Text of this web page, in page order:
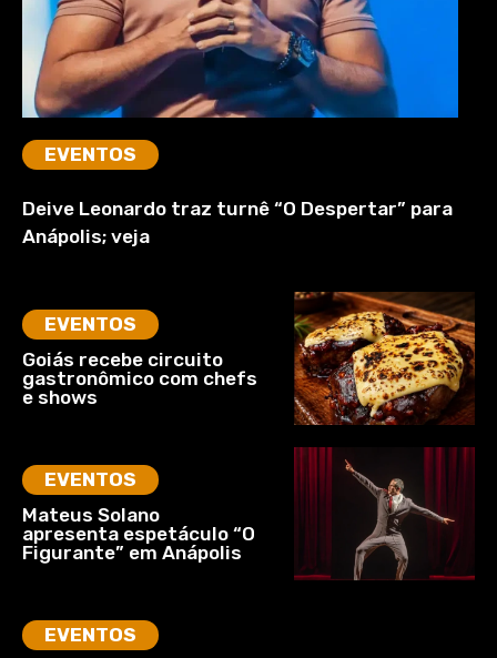
EVENTOS
Deive Leonardo traz turnê “O Despertar” para
Anápolis; veja
EVENTOS
Goiás recebe circuito
gastronômico com chefs
e shows
EVENTOS
Mateus Solano
apresenta espetáculo “O
Figurante” em Anápolis
EVENTOS